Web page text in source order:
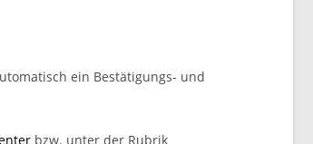
ein Bestätigungs- und
bzw. unter der Rubrik